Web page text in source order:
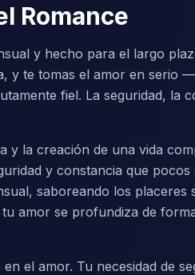
Romance
y hecho para el largo
y te tomas el amor en serio
fiel. La seguridad, la
y la creación de una vida
y constancia que
saboreando los placeres
amor se profundiza de
el amor. Tu necesidad de